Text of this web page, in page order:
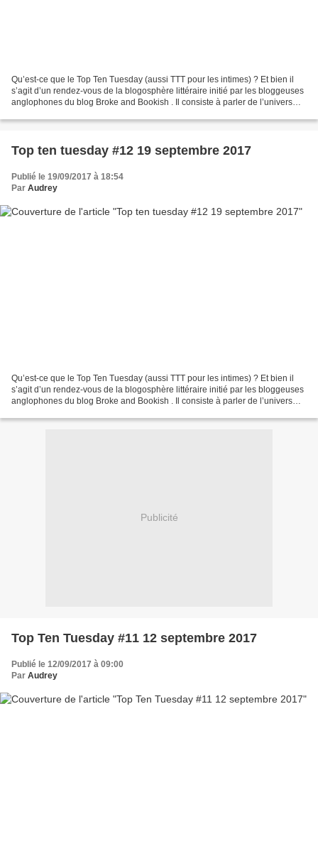
Qu’est-ce que le Top Ten Tuesday (aussi TTT pour les intimes) ? Et bien il
s’agit d’un rendez-vous de la blogosphère littéraire initié par les bloggeuses
anglophones du blog Broke and Bookish . Il consiste à parler de l’univers
Top ten tuesday #12 19 septembre 2017
Publié le 19/09/2017 à 18:54
Par Audrey
Qu’est-ce que le Top Ten Tuesday (aussi TTT pour les intimes) ? Et bien il
s’agit d’un rendez-vous de la blogosphère littéraire initié par les bloggeuses
anglophones du blog Broke and Bookish . Il consiste à parler de l’univers
Publicité
Top Ten Tuesday #11 12 septembre 2017
Publié le 12/09/2017 à 09:00
Par Audrey